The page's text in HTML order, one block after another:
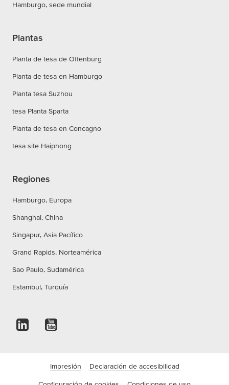
Hamburgo, sede mundial
Plantas
Planta de tesa de Offenburg
Planta de tesa en Hamburgo
Planta tesa Suzhou
tesa Planta Sparta
Planta de tesa en Concagno
tesa site Haiphong
Regiones
Hamburgo, Europa
Shanghai, China
Singapur, Asia Pacífico
Grand Rapids, Norteamérica
Sao Paulo, Sudamérica
Estambul, Turquía
Impresión Declaración de accesibilidad